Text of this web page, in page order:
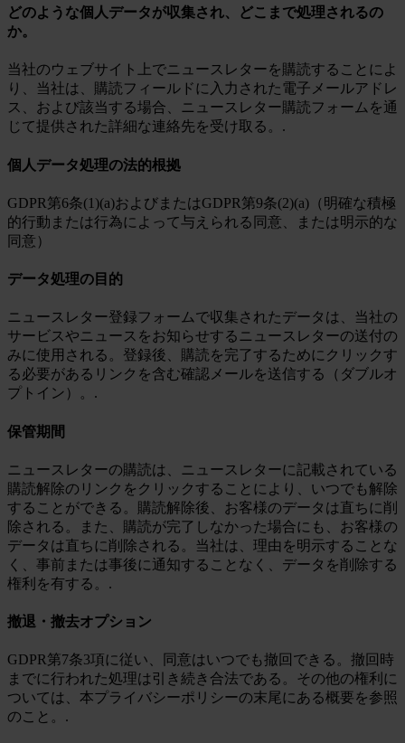
どのような個人データが収集され、どこまで処理されるの
か。
当社のウェブサイト上でニュースレターを購読することによ
り、当社は、購読フィールドに入力された電子メールアドレ
ス、および該当する場合、ニュースレター購読フォームを通
じて提供された詳細な連絡先を受け取る。.
個人データ処理の法的根拠
GDPR第6条(1)(a)およびまたはGDPR第9条(2)(a)（明確な積極
的行動または行為によって与えられる同意、または明示的な
同意）
データ処理の目的
ニュースレター登録フォームで収集されたデータは、当社の
サービスやニュースをお知らせするニュースレターの送付の
みに使用される。登録後、購読を完了するためにクリックす
る必要があるリンクを含む確認メールを送信する（ダブルオ
プトイン）。.
保管期間
ニュースレターの購読は、ニュースレターに記載されている
購読解除のリンクをクリックすることにより、いつでも解除
することができる。購読解除後、お客様のデータは直ちに削
除される。また、購読が完了しなかった場合にも、お客様の
データは直ちに削除される。当社は、理由を明示することな
く、事前または事後に通知することなく、データを削除する
権利を有する。.
撤退・撤去オプション
GDPR第7条3項に従い、同意はいつでも撤回できる。撤回時
までに行われた処理は引き続き合法である。その他の権利に
ついては、本プライバシーポリシーの末尾にある概要を参照
のこと。.